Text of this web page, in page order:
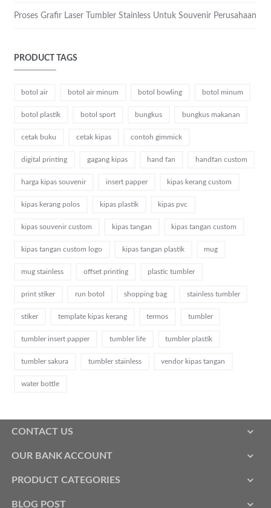
Proses Grafir Laser Tumbler Stainless Untuk Souvenir Perusahaan
PRODUCT TAGS
botol air botol air minum botol bowling botol minum
botol plastik botol sport bungkus bungkus makanan
cetak buku cetak kipas contoh gimmick
digital printing gagang kipas hand fan handfan custom
harga kipas souvenir insert papper kipas kerang custom
kipas kerang polos kipas plastik kipas pvc
kipas souvenir custom kipas tangan kipas tangan custom
kipas tangan custom logo kipas tangan plastik mug
mug stainless offset printing plastic tumbler
print stiker run botol shopping bag stainless tumbler
stiker template kipas kerang termos tumbler
tumbler insert papper tumbler life tumbler plastik
tumbler sakura tumbler stainless vendor kipas tangan
water bottle
CONTACT US
OUR BANK ACCOUNT
PRODUCT CATEGORIES
BLOG POST